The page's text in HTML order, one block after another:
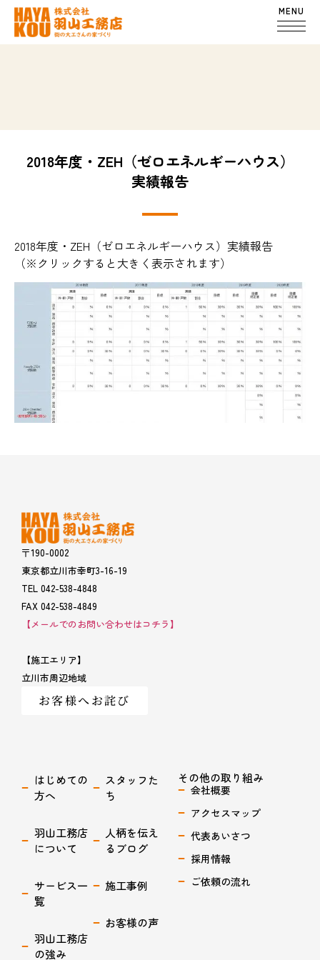
MENU
2018年度・ZEH（ゼロエネルギーハウス）
実績報告
2018年度・ZEH（ゼロエネルギーハウス）実績報告
（※クリックすると大きく表示されます）
〒190-0002
東京都立川市幸町3-16-19
TEL 042-538-4848
FAX 042-538-4849
【メールでのお問い合わせはコチラ】
【施工エリア】
立川市周辺地域
お客様へお詫び
はじめての
方へ
羽山工務店
について
サービス一
覧
羽山工務店
の強み
スタッフた
ち
人柄を伝え
るブログ
施工事例
お客様の声
その他の取り組み
会社概要
アクセスマップ
代表あいさつ
採用情報
ご依頼の流れ